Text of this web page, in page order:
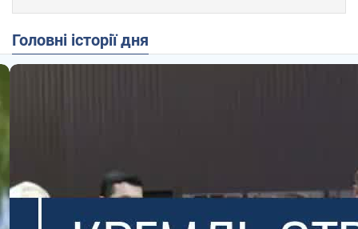
Головні історії дня